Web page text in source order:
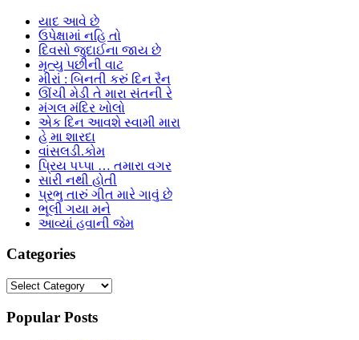
યાદ આવે છે
ઉપેક્ષામાં નહિ તો
દિવસો જુદાઈના જાય છે
મૃત્યુ પછીની વાટ
મીરાં : બિનતી કરું દિન રૈન
ઊંચી મેડી તે મારા સંતની રે
મંગલ મંદિર ખોલો
એક દિન આવશે સ્વામી મારા
હે મા શારદા
વાંસલડી.કોમ
પ્રિય પપ્પા … તમારા વગર
સારી નથી હોતી
પ્રભુ તારું ગીત મારે ગાવું છે
ભૂલી ગયા મને
આવ્યાં હવાની જેમ
Categories
Categories
Popular Posts